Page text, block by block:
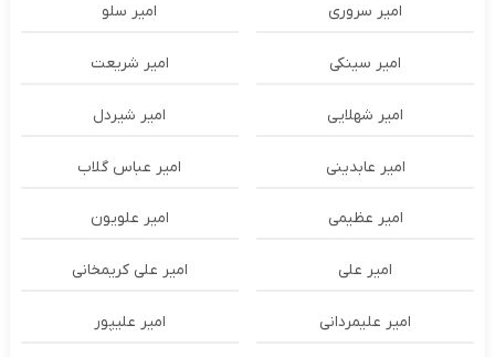
امیر سروری امیر سلو
امیر سینکی امیر شریعت
امیر شهلایی امیر شیردل
امیر عابدینی امیر عباس گلاب
امیر عظیمی امیر علویون
امیر علی امیر علی کریمخانی
امیر علیمردانی امیر علیپور